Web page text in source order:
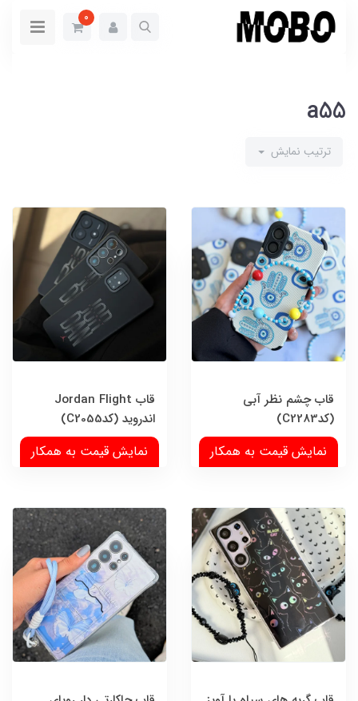
0
a55
ترتیب نمایش
قاب چشم نظر آبی
(کدC2283)
نمایش قیمت به همکار
قاب Jordan Flight
اندروید (کدC2055)
نمایش قیمت به همکار